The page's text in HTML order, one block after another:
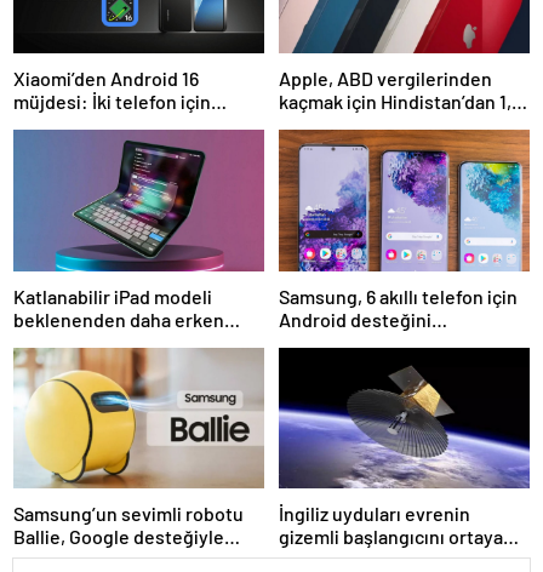
Xiaomi’den Android 16
müjdesi: İki telefon için
yayınlandı
Apple, ABD vergilerinden
kaçmak için Hindistan’dan 1,5
milyon iPhone getirdi
Katlanabilir iPad modeli
beklenenden daha erken
Samsung, 6 akıllı telefon için
Android desteğini
Samsung’un sevimli robotu
Ballie, Google desteğiyle
satışa çıkıyor
İngiliz uyduları evrenin
gizemli başlangıcını ortaya
çıkarmaya hazırlanıyor